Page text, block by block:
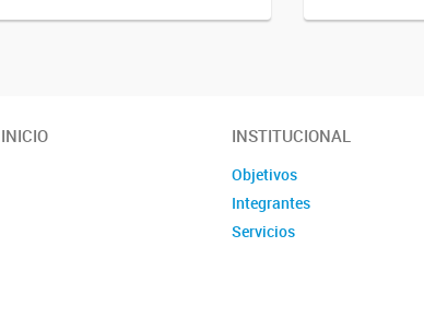
INICIO INSTITUCIONAL
Objetivos
Integrantes
Servicios